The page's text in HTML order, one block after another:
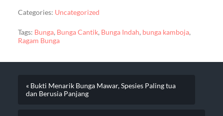
Categories: Uncategorized
Tags: Bunga, Bunga Cantik, Bunga Indah, bunga kamboja,
Ragam Bunga
« Bukti Menarik Bunga Mawar, Spesies Paling tua
dan Berusia Panjang